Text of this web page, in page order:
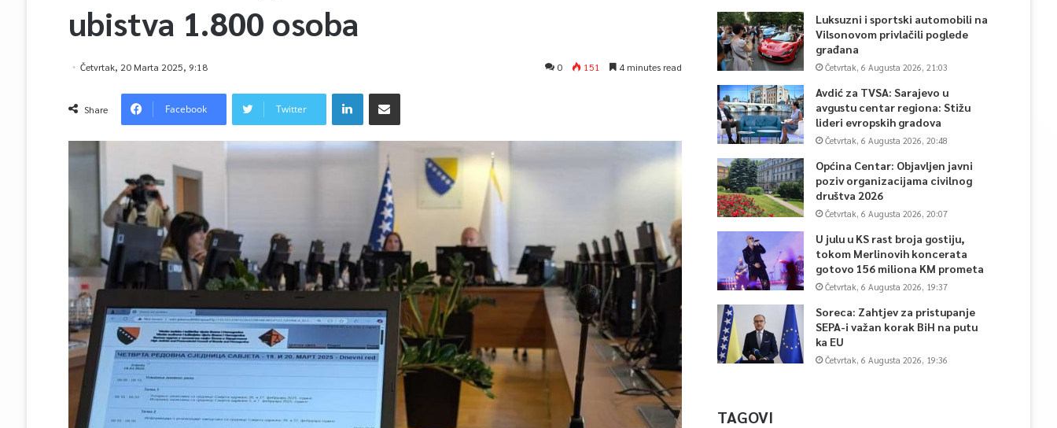
ubistva 1.800 osoba
Četvrtak, 20 Marta 2025, 9:18 0 151 4 minutes read
Share Facebook Twitter
Luksuzni i sportski automobili na
Vilsonovom privlačili poglede
građana
Četvrtak, 6 Augusta 2026, 21:03
Avdić za TVSA: Sarajevo u
avgustu centar regiona: Stižu
lideri evropskih gradova
Četvrtak, 6 Augusta 2026, 20:48
Općina Centar: Objavljen javni
poziv organizacijama civilnog
društva 2026
Četvrtak, 6 Augusta 2026, 20:07
U julu u KS rast broja gostiju,
tokom Merlinovih koncerata
gotovo 156 miliona KM prometa
Četvrtak, 6 Augusta 2026, 19:37
Soreca: Zahtjev za pristupanje
SEPA-i važan korak BiH na putu
ka EU
Četvrtak, 6 Augusta 2026, 19:36
TAGOVI